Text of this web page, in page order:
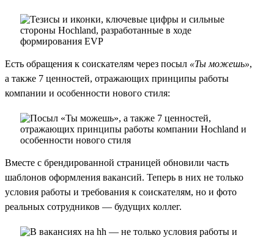
Есть обращения к соискателям через посыл «Ты можешь»,
а также 7 ценностей, отражающих принципы работы
компании и особенности нового стиля:
Вместе с брендированной страницей обновили часть
шаблонов оформления вакансий. Теперь в них не только
условия работы и требования к соискателям, но и фото
реальных сотрудников — будущих коллег.